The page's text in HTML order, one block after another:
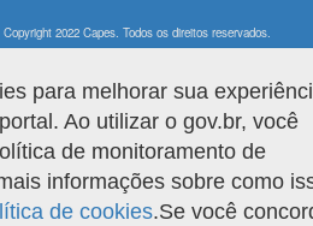
Copyright 2022 Capes. Todos os direitos reservados.
para melhorar sua
Ao utilizar o gov.br, você
de monitoramento de
informações sobre como
de cookies.Se você